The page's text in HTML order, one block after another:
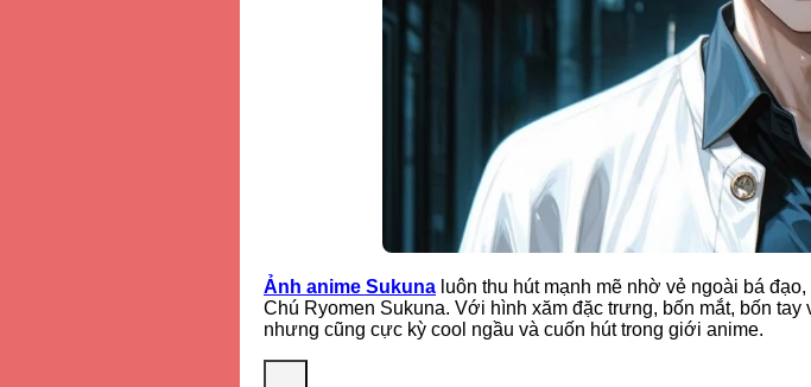
Ảnh anime Sukuna luôn thu hút mạnh mẽ nhờ vẻ ngoài bá
Chú Ryomen Sukuna. Với hình xăm đặc trưng, bốn mắt, bốn
nhưng cũng cực kỳ cool ngầu và cuốn hút trong giới anime.